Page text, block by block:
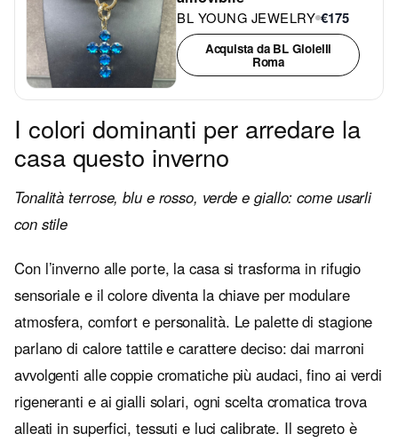
BL YOUNG JEWELRY €175
Acquista da BL Gioielli
Roma
I colori dominanti per arredare la
casa questo inverno
Tonalità terrose, blu e rosso, verde e giallo: come usarli
con stile
Con l’inverno alle porte, la casa si trasforma in rifugio
sensoriale e il colore diventa la chiave per modulare
atmosfera, comfort e personalità. Le palette di stagione
parlano di calore tattile e carattere deciso: dai marroni
avvolgenti alle coppie cromatiche più audaci, fino ai verdi
rigeneranti e ai gialli solari, ogni scelta cromatica trova
alleati in superfici, tessuti e luci calibrate. Il segreto è